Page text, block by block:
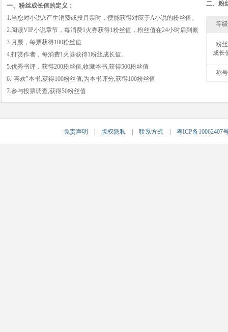
一、粉丝成长值的定义：
1.当您对小说A产生消费或投月票时，便能获得对应于A小说的粉丝值。
2.阅读VIP小说章节，每消费1火券获得1粉丝值，粉丝值在24小时后到账
3.月票，每票获得100粉丝值
4.打赏作者，每消费1火券获得1粉丝成长值。
5.优秀书评，获得200粉丝值,收藏本书,获得500粉丝值
6."喜欢"本书,获得100粉丝值,为本书评分,获得100粉丝值
7.参与投票调查,获得50粉丝值
二、粉
等级
粉丝
成长
称号
免责声明 版权隐私 联系方式 粤ICP备10062407